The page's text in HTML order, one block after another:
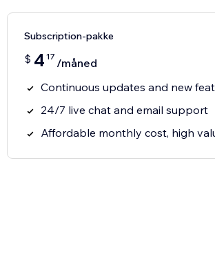
Subscription-pakke
$ 4 17 /måned
Continuous updates and new
24/7 live chat and email support
Affordable monthly cost, high